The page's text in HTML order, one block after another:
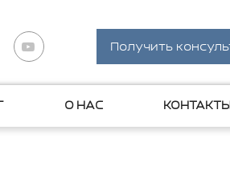
Получить
О НАС КОНТАКТЫ